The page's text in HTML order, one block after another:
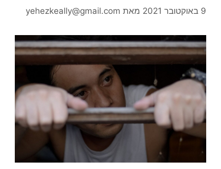
9 באוקטובר 2021 מאת yehezkeally@gmail.com